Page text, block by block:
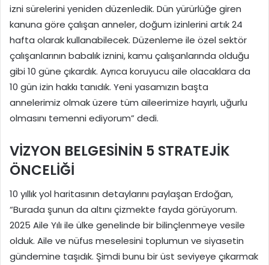
izni sürelerini yeniden düzenledik. Dün yürürlüğe giren
kanuna göre çalışan anneler, doğum izinlerini artık 24
hafta olarak kullanabilecek. Düzenleme ile özel sektör
çalışanlarının babalık iznini, kamu çalışanlarında olduğu
gibi 10 güne çıkardık. Ayrıca koruyucu aile olacaklara da
10 gün izin hakkı tanıdık. Yeni yasamızın başta
annelerimiz olmak üzere tüm aileerimize hayırlı, uğurlu
olmasını temenni ediyorum” dedi.
VİZYON BELGESİNİN 5 STRATEJİK
ÖNCELİĞİ
10 yıllık yol haritasının detaylarını paylaşan Erdoğan,
“Burada şunun da altını çizmekte fayda görüyorum.
2025 Aile Yılı ile ülke genelinde bir bilinçlenmeye vesile
olduk. Aile ve nüfus meselesini toplumun ve siyasetin
gündemine taşıdık. Şimdi bunu bir üst seviyeye çıkarmak